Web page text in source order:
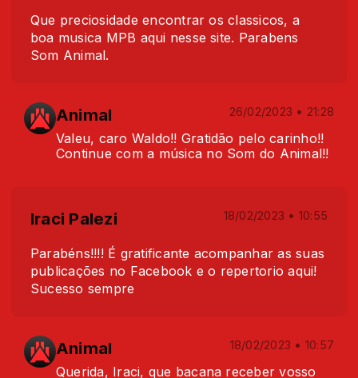
Que preciosidade encontrar os classicos, a
boa musica MPB aqui nesse site. Parabens
Som Animal.
Animal 26/02/2023 • 21:28
Valeu, caro Waldo!! Gratidão pelo carinho!!
Continue com a música no Som do Animal!!
Iraci Palezi 18/02/2023 • 10:55
Parabéns!!!! É gratificante acompanhar as suas
publicações no Facebook e o repertorio aqui!
Sucesso sempre
Animal 18/02/2023 • 10:57
Querida, Iraci, que bacana receber vosso